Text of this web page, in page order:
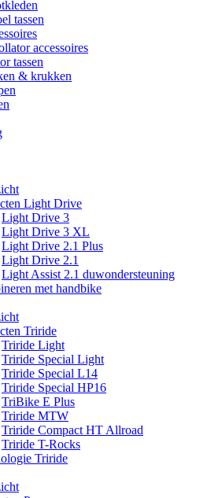
tassen
accessoires
tassen
& krukken
Light Drive
Light Drive 3
Light Drive 3 XL
Light Drive 2.1 Plus
Light Drive 2.1
Light Assist 2.1 duwondersteuning
met handbike
Triride
Triride Light
Triride Special Light
Triride Special L14
Triride Special HP16
TriBike E Plus
Triride MTW
Triride Compact HT Allroad
Triride T-Rocks
Triride